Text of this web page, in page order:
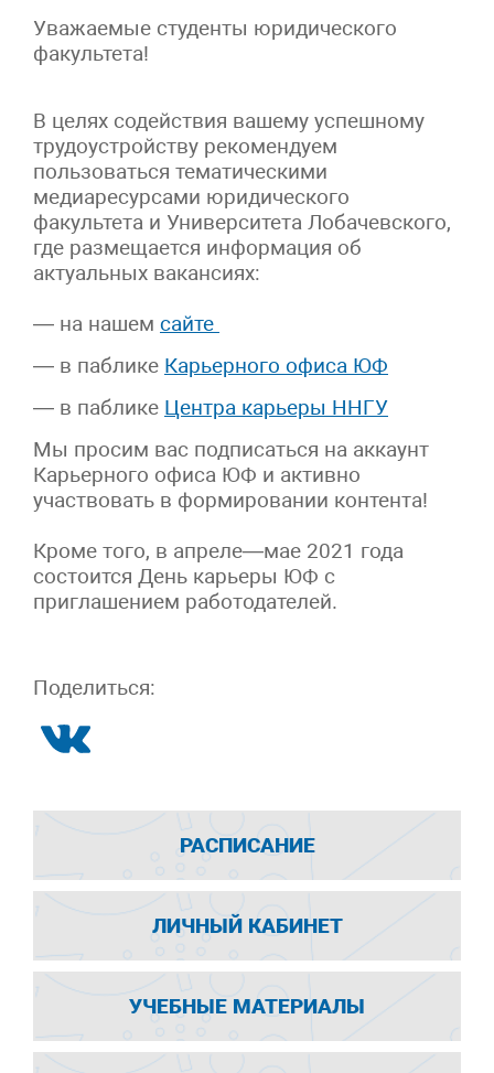
Уважаемые студенты юридического
факультета!
В целях содействия вашему успешному
трудоустройству рекомендуем
пользоваться тематическими
медиаресурсами юридического
факультета и Университета Лобачевского,
где размещается информация об
актуальных вакансиях:
— на нашем сайте
— в паблике Карьерного офиса ЮФ
— в паблике Центра карьеры ННГУ
Мы просим вас подписаться на аккаунт
Карьерного офиса ЮФ и активно
участвовать в формировании контента!
Кроме того, в апреле—мае 2021 года
состоится День карьеры ЮФ с
приглашением работодателей.
Поделиться:
РАСПИСАНИЕ
ЛИЧНЫЙ КАБИНЕТ
УЧЕБНЫЕ МАТЕРИАЛЫ